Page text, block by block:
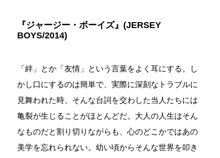
『ジャージー・ボーイズ』(JERSEY
BOYS/2014)
「絆」とか「友情」という言葉をよく耳にする。し
かし口にするのは簡単で、実際に深刻なトラブルに
見舞われた時、そんな台詞を交わした当人たちには
亀裂が生じることがほとんどだ。大人の人生はそん
なものだと割り切りながらも、心のどこかではあの
美学を忘れられない。幼い頃からそんな世界を叩き